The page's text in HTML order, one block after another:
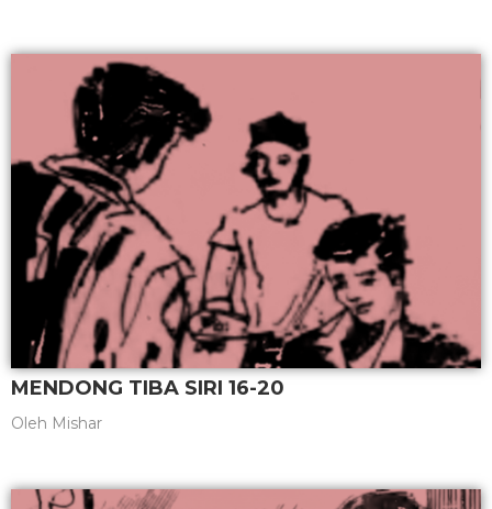
MENDONG TIBA SIRI 16-20
Oleh Mishar